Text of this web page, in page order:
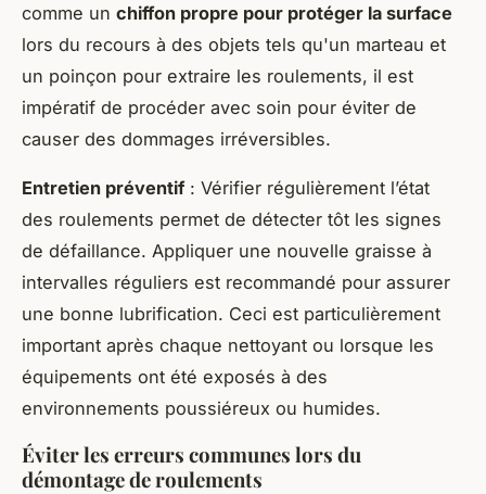
comme un chiffon propre pour protéger la surface
lors du recours à des objets tels qu'un marteau et
un poinçon pour extraire les roulements, il est
impératif de procéder avec soin pour éviter de
causer des dommages irréversibles.
Entretien préventif: Vérifier régulièrement l’état
des roulements permet de détecter tôt les signes
de défaillance. Appliquer une nouvelle graisse à
intervalles réguliers est recommandé pour assurer
une bonne lubrification. Ceci est particulièrement
important après chaque nettoyant ou lorsque les
équipements ont été exposés à des
environnements poussiéreux ou humides.
Éviter les erreurs communes lors du
démontage de roulements